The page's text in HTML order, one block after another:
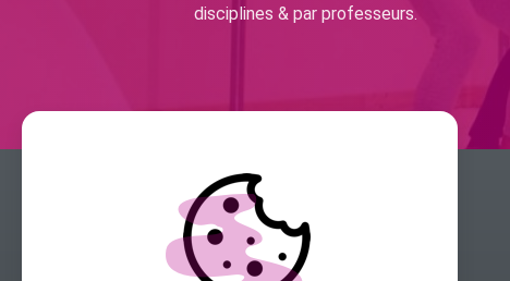
disciplines & par professeurs.